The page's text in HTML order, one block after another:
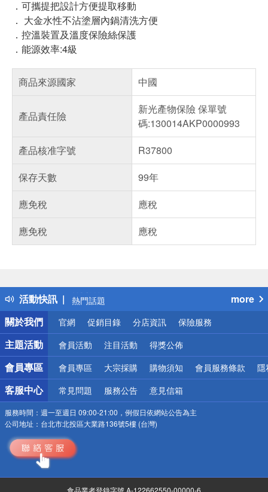
．可攜提把設計方便提取移動
． 大金水性不沾塗層內鍋清洗方便
．控溫裝置及溫度保險絲保護
．能源效率:4級
商品來源國家 中國
產品責任險
新光產物保險 保單號
碼:130014AKP0000993
產品核准字號
R37800
保存天數
99年
應免稅
應稅
應免稅
應稅
活動快訊
得獎公告
熱門話題
銀行優惠
偏遠地區配送
詐騙網頁！請小心！
more
關於我們
官網 促銷目錄 分店資訊 保險服務
主題活動 會員活動 注目活動 得獎公佈
會員專區 會員專區 大宗採購 購物須知 會員服務條款 隱
客服中心 常見問題 服務公告 意見信箱
服務時間： 週一至週日 09:00-21:00，例假日依網站公告為主
公司地址： 台北市北投區大業路136號5樓 (台灣)
食品業者登錄字號 A-122662550-00000-6